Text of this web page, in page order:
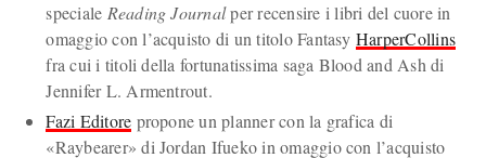
speciale Reading Journalper recensire i libri del cuore in
omaggio con l’acquisto di un titolo Fantasy HarperCollins
fra cui i titoli della fortunatissima saga Blood and Ash di
Jennifer L. Armentrout.
Fazi Editore propone un planner con la grafica di
«Raybearer» di Jordan Ifueko in omaggio con l’acquisto